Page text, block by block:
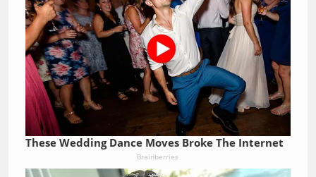
These Wedding Dance Moves Broke The Internet
Brainberries